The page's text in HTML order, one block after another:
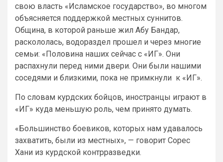
свою власть «Исламское государство», во многом
объясняется поддержкой местных суннитов.
Община, в которой раньше жил Абу Бандар,
раскололась, водораздел прошел и через многие
семьи: «Половина наших сейчас с «ИГ». Они
распахнули перед ними двери. Они были нашими
соседями и близкими, пока не примкнули к «ИГ».
По словам курдских бойцов, иностранцы играют в
«ИГ» куда меньшую роль, чем принято думать.
«Большинство боевиков, которых нам удавалось
захватить, были из местных», — говорит Сорес
Хани из курдской контрразведки.